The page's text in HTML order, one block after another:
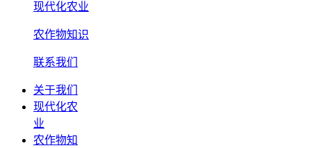
现代化农业
农作物知识
联系我们
关于我们
现代化农
业
农作物知